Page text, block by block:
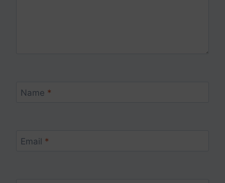
Name *
Email *